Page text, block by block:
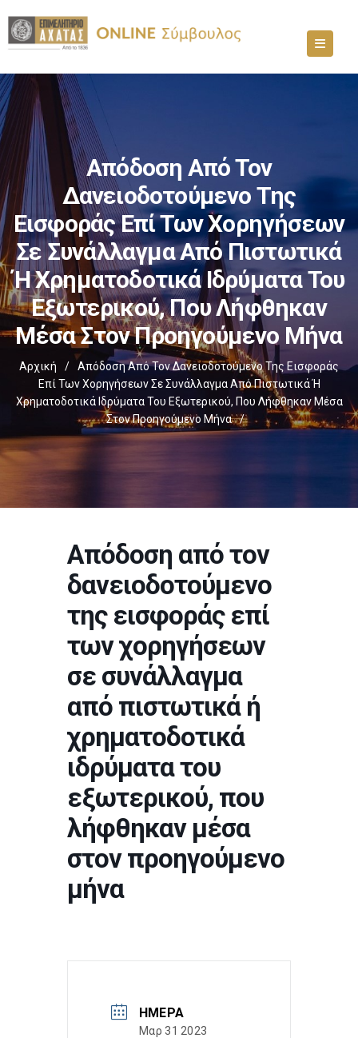
Απόδοση Από Τον
Δανειοδοτούμενο Της
Εισφοράς Επί Των Χορηγήσεων
Σε Συνάλλαγμα Από Πιστωτικά
Ή Χρηματοδοτικά Ιδρύματα Του
Εξωτερικού, Που Λήφθηκαν
Μέσα Στον Προηγούμενο Μήνα
Αρχική /
Απόδοση Από Τον Δανειοδοτούμενο Της Εισφοράς
Επί Των Χορηγήσεων Σε Συνάλλαγμα Από Πιστωτικά Ή
Χρηματοδοτικά Ιδρύματα Του Εξωτερικού, Που Λήφθηκαν Μέσα
Στον Προηγούμενο Μήνα
/
Απόδοση από τον
δανειοδοτούμενο
της εισφοράς επί
των χορηγήσεων
σε συνάλλαγμα
από πιστωτικά ή
χρηματοδοτικά
ιδρύματα του
εξωτερικού, που
λήφθηκαν μέσα
στον προηγούμενο
μήνα
ΗΜΈΡΑ
Μαρ 31 2023